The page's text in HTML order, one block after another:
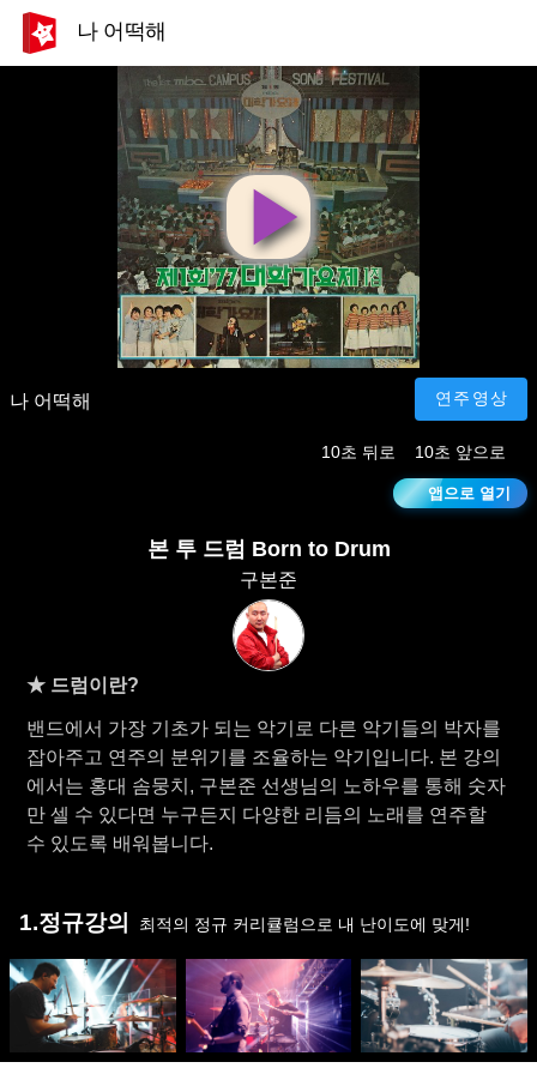
나 어떡해
영
상
재
나 어떡해 연주영상
10초 뒤로 10초 앞으로
앱으로 열기
본 투 드럼 Born to Drum
구본준
★ 드럼이란?
밴드에서 가장 기초가 되는 악기로 다른 악기들의 박자를
잡아주고 연주의 분위기를 조율하는 악기입니다. 본 강의
에서는 홍대 솜뭉치, 구본준 선생님의 노하우를 통해 숫자
만 셀 수 있다면 누구든지 다양한 리듬의 노래를 연주할
수 있도록 배워봅니다.
1.정규강의 최적의 정규 커리큘럼으로 내 난이도에 맞게!